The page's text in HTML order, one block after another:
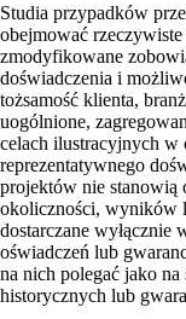
Studia przypadków
obejmować
zmodyfikowane
doświadczenia i
tożsamość klienta,
uogólnione,
celach ilustracyjnych w
reprezentatywnego
projektów nie stanowią
okoliczności, wyników
dostarczane
oświadczeń lub
na nich polegać jako
historycznych lub